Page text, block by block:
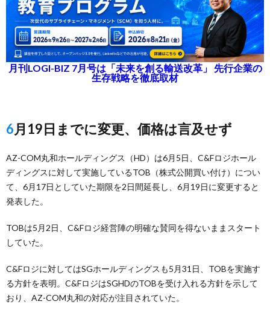
月刊LOGI-BIZ 7月号は「未来を創る輸送改革」 先行企業の
生存戦略を徹底取材
6月19日までに変更、価格は言及せず
AZ-COM丸和ホールディングス（HD）は6月5日、C&Fロジホール
ディングスに対して実施しているTOB（株式公開買い付け）につい
て、6月17日としていた期限を2日間延長し、6月19日に変更すると
発表した。
TOBは5月2日、C&Fロジ経営陣の明確な賛同を得ないままスタート
していた。
C&Fロジに対してはSGホールディングスも5月31日、TOBを実施す
る方針を表明。C&FロジはSGHDのTOBを受け入れる方針を示して
おり、AZ-COM丸和の対応が注目されていた。